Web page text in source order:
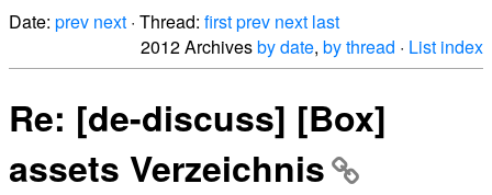
Date: prev next · Thread: firstprev next last
2012 Archivesby date, by thread · List index
Re: [de-discuss] [Box]
assets Verzeichnis